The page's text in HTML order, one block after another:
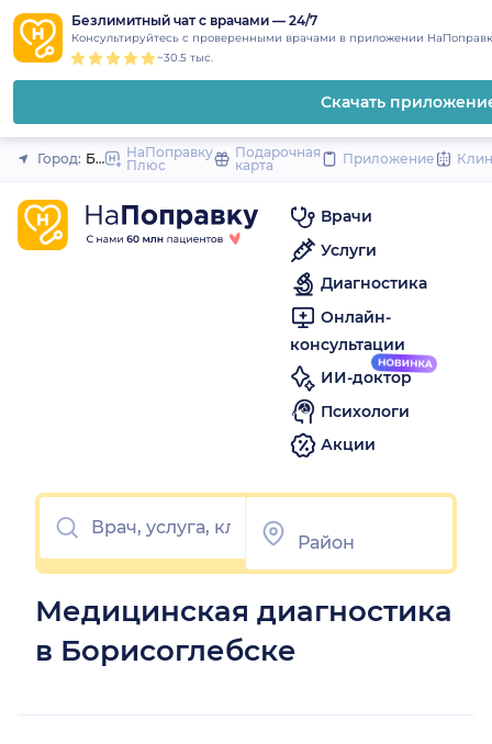
content
Безлимитный чат с врачами — 24/7
Консультируйтесь с проверенными врачами в приложении
~30.5 тыс.
Скачать
Закрыть
Город: Борисоглебск
НаПоправку
Плюс
Подарочная
карта
Приложение
Врачи
Услуги
Диагностика
Онлайн-
консультации
ИИ-доктор
Психологи
Акции
Медицинская диагностика
в Борисоглебске